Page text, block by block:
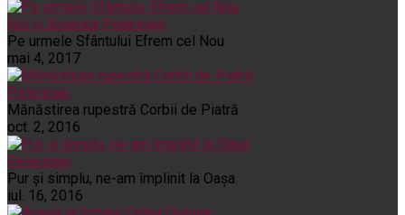
Noi și Biserica Pelerinaje
Pe urmele Sfântului Efrem cel Nou
mai 4, 2017
Pelerinaje
Mănăstirea rupestră Corbii de Piatră
oct. 2, 2016
Pelerinaje
Pur şi simplu, ne-am împlinit la Oaşa
iul. 16, 2016